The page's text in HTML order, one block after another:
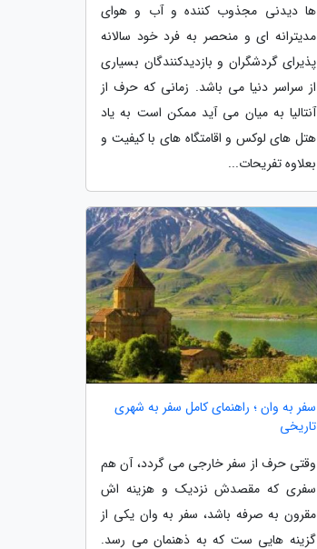
ها دیدنی مجذوب کننده و آب و هوای
مدیترانه ای و منحصر به فرد خود سالانه
پذیرای گردشگران و بازدیدکنندگان بسیاری
از سراسر دنیا می باشد. زمانی که حرف از
آنتالیا به میان می آید ممکن است به یاد
هتل های لوکس و اقامتگاه های با کیفیت و
بعلاوه تفریحات...
سفر به وان ؛ راهنمای کامل سفر به شهری
تاریخی
وقتی حرف از سفر خارجی می گردد، آن هم
سفری که مقصدش نزدیک و هزینه اش
مقرون به صرفه باشد، سفر به وان یکی از
گزینه هایی ست که به ذهنمان می رسد.